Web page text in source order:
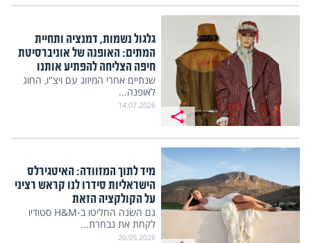
גלגול נשמות, דמנציה ותחיית
המתים: האופנה של אוניברסיטת
חיפה הצליחה להפתיע אותנו
שנתיים אחרי המיזוג עם ויצ"ו, החוג
לאופנה...
14.07.2026
מיד לתוך המזוודה: האיטגירלס
הישראליות סידרו לנו קראש רציני
על הקולקציה הזאת
גם השנה החליטו ב-H&M סטודיו
לקחת את נבחרת...
20.05.2026